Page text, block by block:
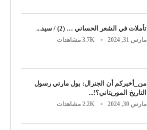
تأملات في الشعر الحساني … (2) / سيد...
مارس 31, 2024 3.7K مشاهدات
من_أخبركم أن الجنرال: بول مارتي رسول
التاريخ الموريتاني؟!...
مارس 30, 2024 2.2K مشاهدات